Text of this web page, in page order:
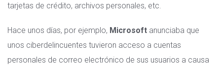
tarjetas de crédito, archivos personales, etc.
Hace unos días, por ejemplo, Microsoft anunciaba que
unos ciberdelincuentes tuvieron acceso a cuentas
personales de correo electrónico de sus usuarios a causa